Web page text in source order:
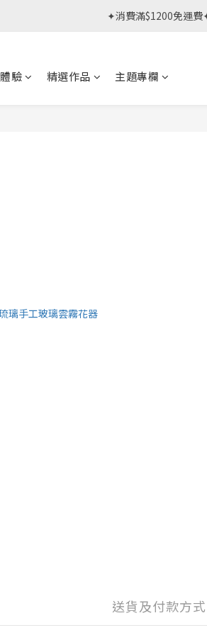
春日限定體驗課 >> 作伙來預
✦消費滿$1200免運費
驗 精選作品 主題專欄
送貨及付款方式